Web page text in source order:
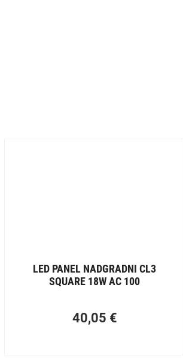
LED PANEL NADGRADNI CL3
SQUARE 18W AC 100
40,05 €